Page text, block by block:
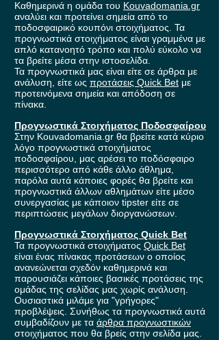
Καθημερινά η ομάδα του Kouvadomania.gr
αναλύει και προτείνει σημεία από το
ποδοσφαιρικό κουπόνι στοιχήματος. Τα
προγνωστικά στοιχήματος είναι γραμμένα με
απλό κατανοητό τρόπο και πολύ εύκολο να
τα βρείτε μέσα στην ιστοσελίδα.
Τα προγνωστικά μας είναι είτε σε άρθρα με
ανάλυση, είτε ως προτάσεις Quick Bet με
προτεινόμενα σημεία και απόδοση σε
πίνακα.
Προγνωστικά Στοιχήματος Ποδοσφαίρου
Στην Kouvadomania.gr θα βρείτε κατά κύριο
λόγο προγνωστικά στοιχήματος
ποδοσφαίρου, μας αρέσει το ποδόσφαιρο
περισσότερο από κάθε άλλο άθλημα,
παρόλα αυτά κάποιες φορές θα βρείτε και
προγνωστικά άλλων αθλημάτων είτε μέσο
συνεργασίας με κάποιον tipster είτε σε
περιπτώσεις μεγάλων διοργανώσεων.
Προγνωστικά Στοιχήματος Quick Bet
Τα προγνωστικά στοιχήματος Quick Bet
είναι ένας πίνακας προτάσεων ο οποίος
ανανεώνεται σχεδόν καθημερινά και
παρουσιάζει κάποιες βασικές προτάσεις της
ομάδας της σελίδας μας χωρίς ανάλυση.
Ουσιαστικά μιλάμε για "γρήγορες"
προβλέψεις. Συνήθως τα προγνωστικά αυτά
συμβαδίζουν με τα άρθρα προγνωστικών
στοιχήματος που θα βρείς στην σελίδα μας.